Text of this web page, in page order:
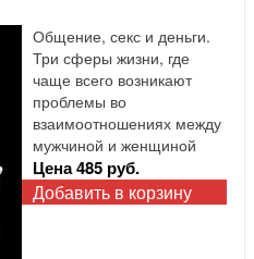
Общение, секс и деньги.
Три сферы жизни, где
чаще всего возникают
проблемы во
взаимоотношениях между
мужчиной и женщиной
Цена 485 руб.
Добавить в корзину